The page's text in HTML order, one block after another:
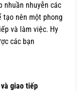
nhuần nhuyễn các
tạo nên một phong
và làm việc. Hy
các bạn
giao tiếp